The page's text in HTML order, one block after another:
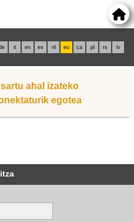
it en es nl eu ca pl rs lv
ahal izateko
egotea